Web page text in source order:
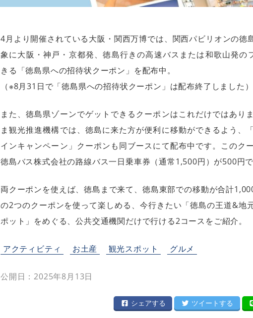
4月より開催されている大阪・関西万博では、関西パビリオンの徳
象に大阪・神戸・京都発、徳島行きの高速バスまたは和歌山発の
きる「徳島県への招待状クーポン」を配布中。
（※8月31日で「徳島県への招待状クーポン」は配布終了しました）
また、徳島県ゾーンでゲットできるクーポンはこれだけではあ
ま観光推進機構では、徳島に来た方が便利に移動ができるよう、
インキャンペーン」クーポンも同ブースにて配布中です。このク
徳島バス株式会社の路線バス一日乗車券（通常1,500円）が500円で
両クーポンを使えば、徳島まで来て、徳島東部での移動が合計
の2つのクーポンを使って楽しめる、今行きたい「徳島の王道&地
ポット」をめぐる、公共交通機関だけで行ける2コースをご紹介。
アクティビティ お土産 観光スポット グルメ
公開日：2025年8月13日
シェアする ツイートする